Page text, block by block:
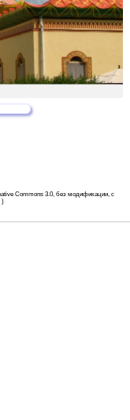
Commons 3.0, без модификации, с
)